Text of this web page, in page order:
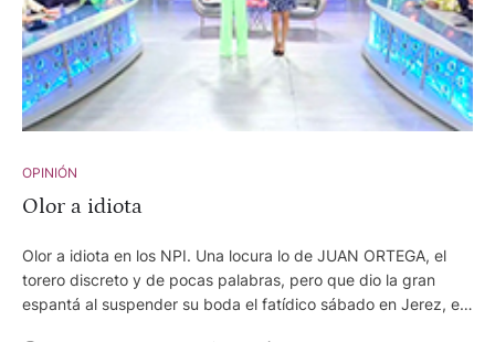
porteras chismosas y liantas que todos hemos conocido y que
todavía habrá unas cuantas, han conseguido poner al torero
en primer plano. El olor a idiota se extiende.
OPINIÓN
Olor a idiota
Olor a idiota en los NPI. Una locura lo de JUAN ORTEGA, el
torero discreto y de pocas palabras, pero que dio la gran
espantá al suspender su boda el fatídico sábado en Jerez, en